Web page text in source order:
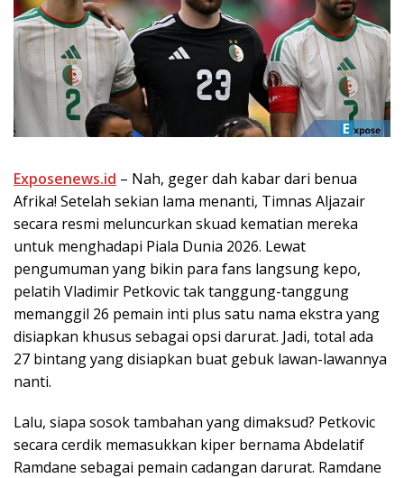
Exposenews.id – Nah, geger dah kabar dari benua
Afrika! Setelah sekian lama menanti, Timnas Aljazair
secara resmi meluncurkan skuad kematian mereka
untuk menghadapi Piala Dunia 2026. Lewat
pengumuman yang bikin para fans langsung kepo,
pelatih Vladimir Petkovic tak tanggung-tanggung
memanggil 26 pemain inti plus satu nama ekstra yang
disiapkan khusus sebagai opsi darurat. Jadi, total ada
27 bintang yang disiapkan buat gebuk lawan-lawannya
nanti.
Lalu, siapa sosok tambahan yang dimaksud? Petkovic
secara cerdik memasukkan kiper bernama Abdelatif
Ramdane sebagai pemain cadangan darurat. Ramdane